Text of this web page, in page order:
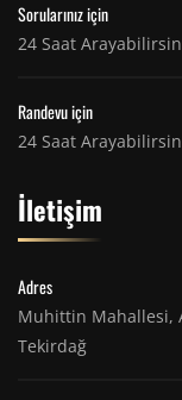
Sorularınız için
24 Saat
Randevu için
24 Saat
İletişim
Adres
Muhittin Mahallesi,
Tekirdağ